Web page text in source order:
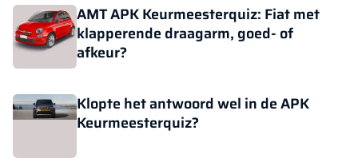
AMT APK Keurmeesterquiz: Fiat met
klapperende draagarm, goed- of
afkeur?
Klopte het antwoord wel in de APK
Keurmeesterquiz?